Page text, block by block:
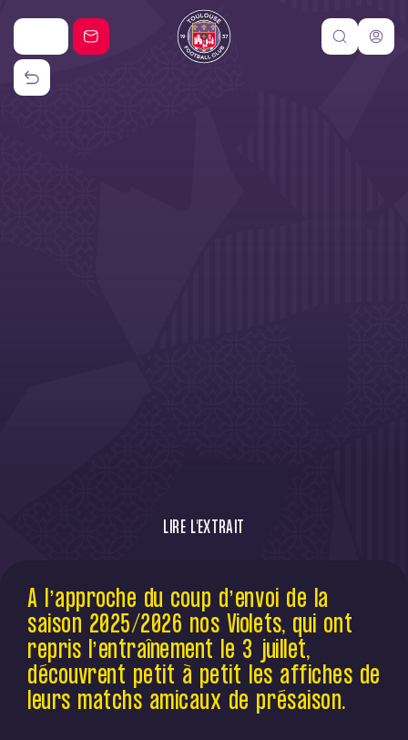
LIRE L'EXTRAIT
Le Toulouse Football Club affrontera le RB
Leipzig en rencontre amicale le 26 juillet à
15h30.
A l’approche du coup d’envoi de la
saison 2025/2026 nos Violets, qui ont
repris l’entraînement le 3 juillet,
découvrent petit à petit les affiches de
leurs matchs amicaux de présaison.